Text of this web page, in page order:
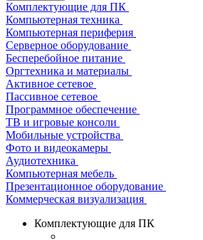
Комплектующие для ПК
Компьютерная техника
Компьютерная периферия
Серверное оборудование
Бесперебойное питание
Оргтехника и материалы
Активное сетевое
Пассивное сетевое
Программное обеспечение
ТВ и игровые консоли
Мобильные устройства
Фото и видеокамеры
Аудиотехника
Компьютерная мебель
Презентационное оборудование
Коммерческая визуализация
Комплектующие для ПК